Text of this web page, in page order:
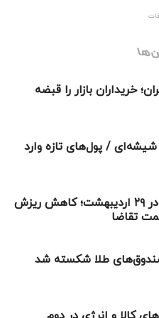
خریداران بازار را قبضه
شیشه‌ای / پول‌های تازه وارد
شروع مثبت بورس در ۲۹ اردیبهشت؛ کاهش ریزش
تقاضا
صندوق‌های طلا شکسته شد